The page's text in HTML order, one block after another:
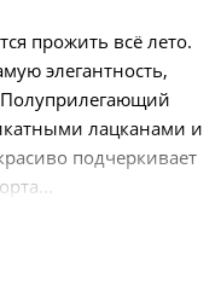
прожить всё лето.
элегантность,
Полуприлегающий
лацканами и
подчеркивает